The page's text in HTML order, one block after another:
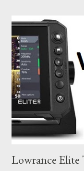
Lowrance Elite